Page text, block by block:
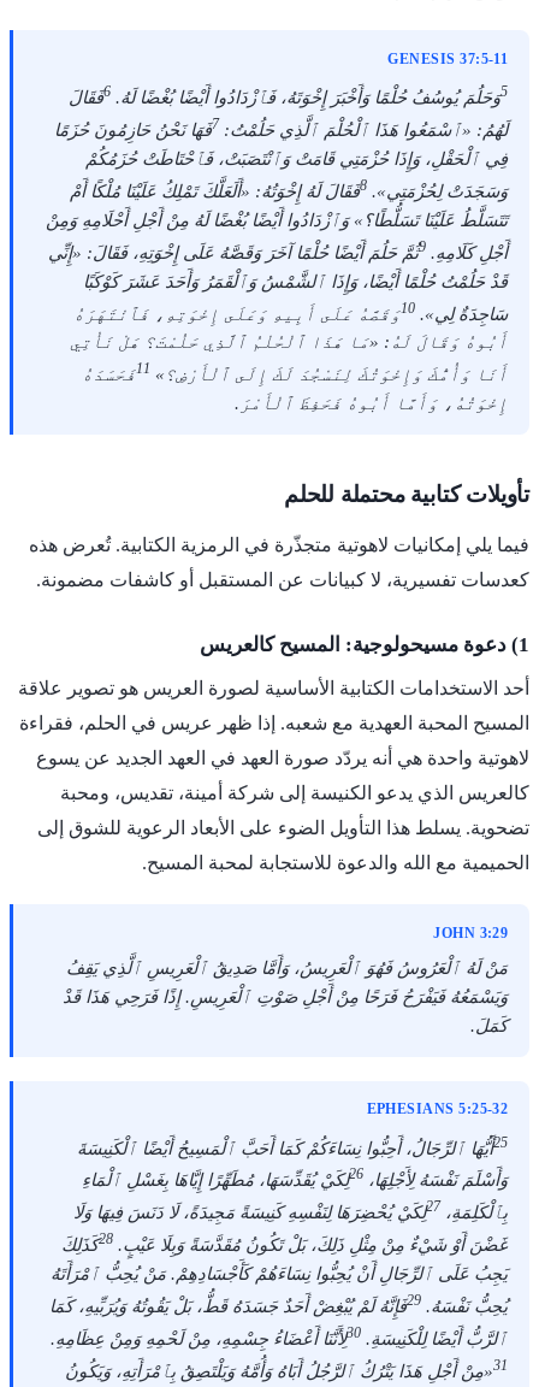
GENESIS 37:5-11
5وَحَلُمَ يُوسُفُ حُلْمًا وَأَخْبَرَ إِخْوَتَهُ، فَٱزْدَادُوا أَيْضًا بُغْضًا لَهُ. 6فَقَالَ
لَهُمُ: «ٱسْمَعُوا هَذَا ٱلْحُلْمَ ٱلَّذِي حَلُمْتُ: 7فَهَا نَحْنُ حَازِمُونَ حُزَمًا
فِي ٱلْحَقْلِ، وَإِذَا حُزْمَتِي قَامَتْ وَٱنْتَصَبَتْ، فَٱحْتَاطَتْ حُزَمُكُمْ
وَسَجَدَتْ لِحُزْمَتِي». 8فَقَالَ لَهُ إِخْوَتُهُ: «أَلَعَلَّكَ تَمْلِكُ عَلَيْنَا مُلْكًا أَمْ
تَتَسَلَّطُ عَلَيْنَا تَسَلُّطًا؟» وَٱزْدَادُوا أَيْضًا بُغْضًا لَهُ مِنْ أَجْلِ أَحْلَامِهِ وَمِنْ
أَجْلِ كَلَامِهِ. 9ثُمَّ حَلُمَ أَيْضًا حُلْمًا آخَرَ وَقَصَّهُ عَلَى إِخْوَتِهِ، فَقَالَ: «إِنِّي
قَدْ حَلُمْتُ حُلْمًا أَيْضًا، وَإِذَا ٱلشَّمْسُ وَٱلْقَمَرُ وَأَحَدَ عَشَرَ كَوْكَبًا
سَاجِدَةٌ لِي». 10وَقَصَّهُ عَلَى أَبِيهِ وَعَلَى إِخْوَتِهِ، فَٱنْتَهَرَهُ
أَبُوهُ وَقَالَ لَهُ: «مَا هَذَا ٱلْحُلْمُ ٱلَّذِي حَلُمْتَ؟ هَلْ نَأْتِي
أَنَا وَأُمُّكَ وَإِخْوَتُكَ لِنَسْجُدَ لَكَ إِلَى ٱلْأَرْضِ؟» 11فَحَسَدَهُ
إِخْوَتُهُ، وَأَمَّا أَبُوهُ فَحَفِظَ ٱلْأَمْرَ.
تأويلات كتابية محتملة للحلم
فيما يلي إمكانيات لاهوتية متجذّرة في الرمزية الكتابية. تُعرض هذه
كعدسات تفسيرية، لا كبيانات عن المستقبل أو كاشفات مضمونة.
1) دعوة مسيحولوجية: المسيح كالعريس
أحد الاستخدامات الكتابية الأساسية لصورة العريس هو تصوير علاقة
المسيح المحبة العهدية مع شعبه. إذا ظهر عريس في الحلم، فقراءة
لاهوتية واحدة هي أنه يردّد صورة العهد في العهد الجديد عن يسوع
كالعريس الذي يدعو الكنيسة إلى شركة أمينة، تقديس، ومحبة
تضحوية. يسلط هذا التأويل الضوء على الأبعاد الرعوية للشوق إلى
الحميمية مع الله والدعوة للاستجابة لمحبة المسيح.
JOHN 3:29
مَنْ لَهُ ٱلْعَرُوسُ فَهُوَ ٱلْعَرِيسُ، وَأَمَّا صَدِيقُ ٱلْعَرِيسِ ٱلَّذِي يَقِفُ
وَيَسْمَعُهُ فَيَفْرَحُ فَرَحًا مِنْ أَجْلِ صَوْتِ ٱلْعَرِيسِ. إِذًا فَرَحِي هَذَا قَدْ
كَمَلَ.
EPHESIANS 5:25-32
25أَيُّهَا ٱلرِّجَالُ، أَحِبُّوا نِسَاءَكُمْ كَمَا أَحَبَّ ٱلْمَسِيحُ أَيْضًا ٱلْكَنِيسَةَ
وَأَسْلَمَ نَفْسَهُ لِأَجْلِهَا، 26لِكَيْ يُقَدِّسَهَا، مُطَهِّرًا إِيَّاهَا بِغَسْلِ ٱلْمَاءِ
بِٱلْكَلِمَةِ، 27لِكَيْ يُحْضِرَهَا لِنَفْسِهِ كَنِيسَةً مَجِيدَةً، لَا دَنَسَ فِيهَا وَلَا
غَضْنَ أَوْ شَيْءٌ مِنْ مِثْلِ ذَلِكَ، بَلْ تَكُونُ مُقَدَّسَةً وَبِلَا عَيْبٍ. 28كَذَلِكَ
يَجِبُ عَلَى ٱلرِّجَالِ أَنْ يُحِبُّوا نِسَاءَهُمْ كَأَجْسَادِهِمْ. مَنْ يُحِبُّ ٱمْرَأَتَهُ
يُحِبُّ نَفْسَهُ. 29فَإِنَّهُ لَمْ يُبْغِضْ أَحَدٌ جَسَدَهُ قَطُّ، بَلْ يَقُوتُهُ وَيُرَبِّيهِ، كَمَا
ٱلرَّبُّ أَيْضًا لِلْكَنِيسَةِ. 30لِأَنَّنَا أَعْضَاءُ جِسْمِهِ، مِنْ لَحْمِهِ وَمِنْ عِظَامِهِ.
31«مِنْ أَجْلِ هَذَا يَتْرُكُ ٱلرَّجُلُ أَبَاهُ وَأُمَّهُ وَيَلْتَصِقُ بِٱمْرَأَتِهِ، وَيَكُونُ